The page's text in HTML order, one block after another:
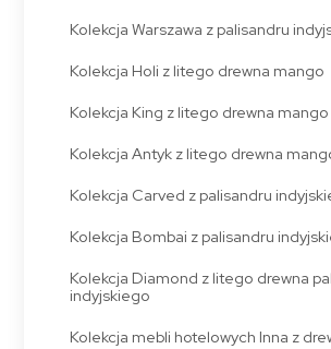
Kolekcja Warszawa z palisandru
Kolekcja Holi z litego drewna mango
Kolekcja King z litego drewna mango
Kolekcja Antyk z litego drewna
Kolekcja Carved z palisandru
Kolekcja Bombai z palisandru
Kolekcja Diamond z litego drewna
indyjskiego
Kolekcja mebli hotelowych Inna z